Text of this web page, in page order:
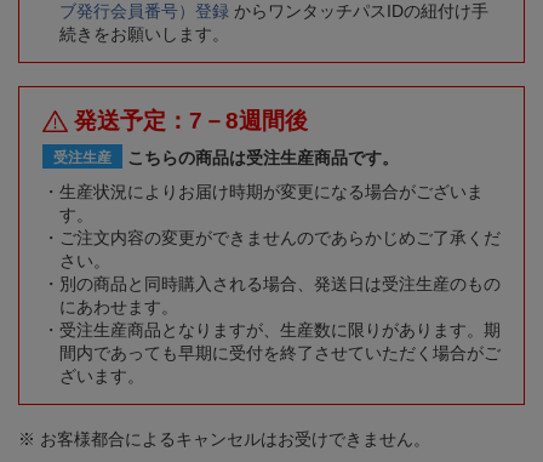
ブ発行会員番号）登録 からワンタッチパスIDの紐付け手
続きをお願いします。
発送予定：7－8週間後
受注生産
こちらの商品は受注生産商品です。
生産状況によりお届け時期が変更になる場合がございま
す。
ご注文内容の変更ができませんのであらかじめご了承くだ
さい。
別の商品と同時購入される場合、発送日は受注生産のもの
にあわせます。
受注生産商品となりますが、生産数に限りがあります。期
間内であっても早期に受付を終了させていただく場合がご
ざいます。
※ お客様都合によるキャンセルはお受けできません。